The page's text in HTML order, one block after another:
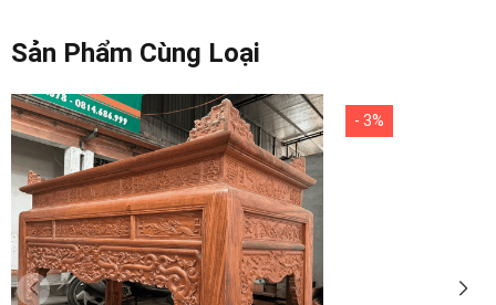
để nhận tư vấn chi tiết
2. Chất liệu gỗ
Sản phẩm được làm bằng chất liệu gỗ gụ lào, thuộc loại
gỗ quý hiếm nhóm I. Đây là một trong những loại gỗ có
giá trị kinh tế cao, được sử dụng để sản xuất nội thất
Sản Phẩm Cùng Loại
- 3%